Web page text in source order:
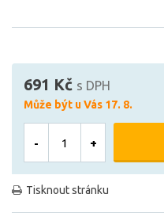
691 Kč s DPH
Může být u Vás 17. 8.
- +
Tisknout stránku